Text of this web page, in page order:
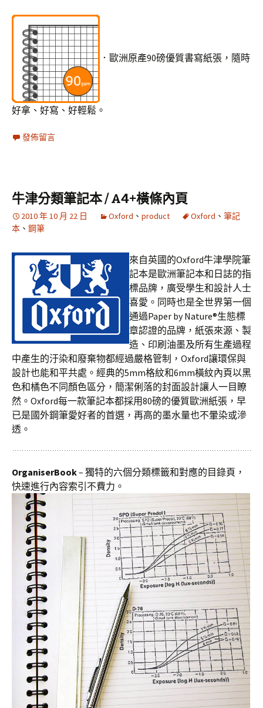
．歐洲原產90磅優質書寫紙張，隨時
好拿、好寫、好輕鬆。
發佈留言
牛津分類筆記本 / A4+橫條內頁
2010 年 10 月 22 日 Oxford 、 product Oxford 、 筆記
本 、 鋼筆
來自英國的Oxford牛津學院筆
記本是歐洲筆記本和日誌的指
標品牌，廣受學生和設計人士
喜愛。同時也是全世界第一個
通過Paper by Nature®生態標
章認證的品牌，紙張來源、製
造、印刷油墨及所有生產過程
中產生的汙染和廢棄物都經過嚴格管制，Oxford讓環保與
設計也能和平共處。經典的5mm格紋和6mm橫紋內頁以黑
色和橘色不同顏色區分，簡潔俐落的封面設計讓人一目瞭
然。Oxford每一款筆記本都採用80磅的優質歐洲紙張，早
已是國外鋼筆愛好者的首選，再高的墨水量也不暈染或滲
透。
OrganiserBook– 獨特的六個分類標籤和對應的目錄頁，
快速進行內容索引不費力。